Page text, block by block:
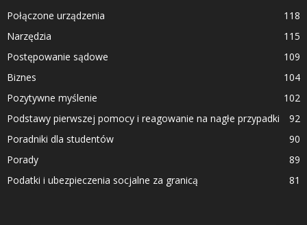
Połączone urządzenia
118
Narzędzia
115
Postępowanie sądowe
109
Biznes
104
Pozytywne myślenie
102
Podstawy pierwszej pomocy i reagowanie na nagłe przypadki
92
Poradniki dla studentów
90
Porady
89
Podatki i ubezpieczenia socjalne za granicą
81